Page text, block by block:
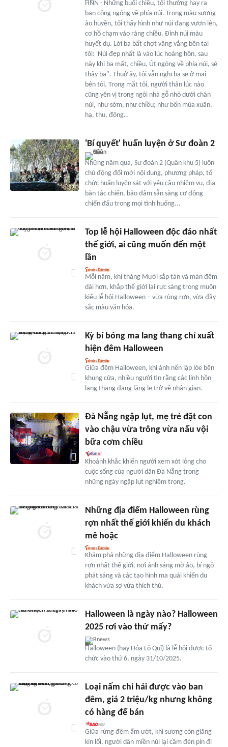
HNN - Những buổi chiều, tôi thường hay ra
ban công ngóng về phía núi. Trong màu sương
ảo huyền, tôi thấy hình như núi đang vươn lên,
cơ hồ chạm vào ráng chiều. Đỉnh núi màu
huyết dụ. Lời ba bất chợt văng vẳng bên tai
tôi: 'Núi đẹp nhất là vào lúc hoàng hôn, sau
này khi ba mất, chiều, Út ngóng về phía núi, sẽ
thấy ba''. Thuở ấy, tôi vẫn nghĩ ba sẽ ở mãi
bên tôi. Trong mắt tôi, người thân lúc nào
cũng yên vị trong ngôi nhà gỗ nhỏ dưới chân
núi, như sớm, như chiều; như bốn mùa xuân,
hạ, thu, đông…
'Bí quyết' huấn luyện ở Sư đoàn 2
Những năm qua, Sư đoàn 2 (Quân khu 5) luôn
chủ động đổi mới nội dung, phương pháp, tổ
chức huấn luyện sát với yêu cầu nhiệm vụ, địa
bàn tác chiến, bảo đảm sẵn sàng cơ động
chiến đấu trong mọi tình huống...
Top lễ hội Halloween độc đáo nhất
thế giới, ai cũng muốn đến một
lần
Mỗi năm, khi tháng Mười sắp tàn và màn đêm
dài hơn, khắp thế giới lại rực sáng trong muôn
kiểu lễ hội Halloween – vừa rùng rợn, vừa đầy
sắc màu văn hóa.
Kỳ bí bóng ma lang thang chỉ xuất
hiện đêm Halloween
Giữa đêm Halloween, khi ánh nến lập lòe bên
khung cửa, nhiều người tin rằng các linh hồn
lang thang đang lặng lẽ trở về nhân gian.
Đà Nẵng ngập lụt, mẹ trẻ đặt con
vào chậu vừa trông vừa nấu vội
bữa cơm chiều
Khoảnh khắc khiến người xem xót lòng cho
cuộc sống của người dân Đà Nẵng trong
những ngày ngập lụt nghiêm trọng.
Những địa điểm Halloween rùng
rợn nhất thế giới khiến du khách
mê hoặc
Khám phá những địa điểm Halloween rùng
rợn nhất thế giới, nơi ánh sáng mờ ảo, bí ngô
phát sáng và các tạo hình ma quái khiến du
khách vừa sợ vừa thích thú.
Halloween là ngày nào? Halloween
2025 rơi vào thứ mấy?
Bnews
Halloween (hay Hóa Lộ Quỉ) là lễ hội được tổ
chức vào thứ 6, ngày 31/10/2025.
Loại nấm chỉ hái được vào ban
đêm, giá 2 triệu/kg nhưng không
có hàng để bán
Giữa rừng đêm ẩm ướt, khi sương còn giăng
kín lối, người dân miền núi lại cầm đèn pin đi